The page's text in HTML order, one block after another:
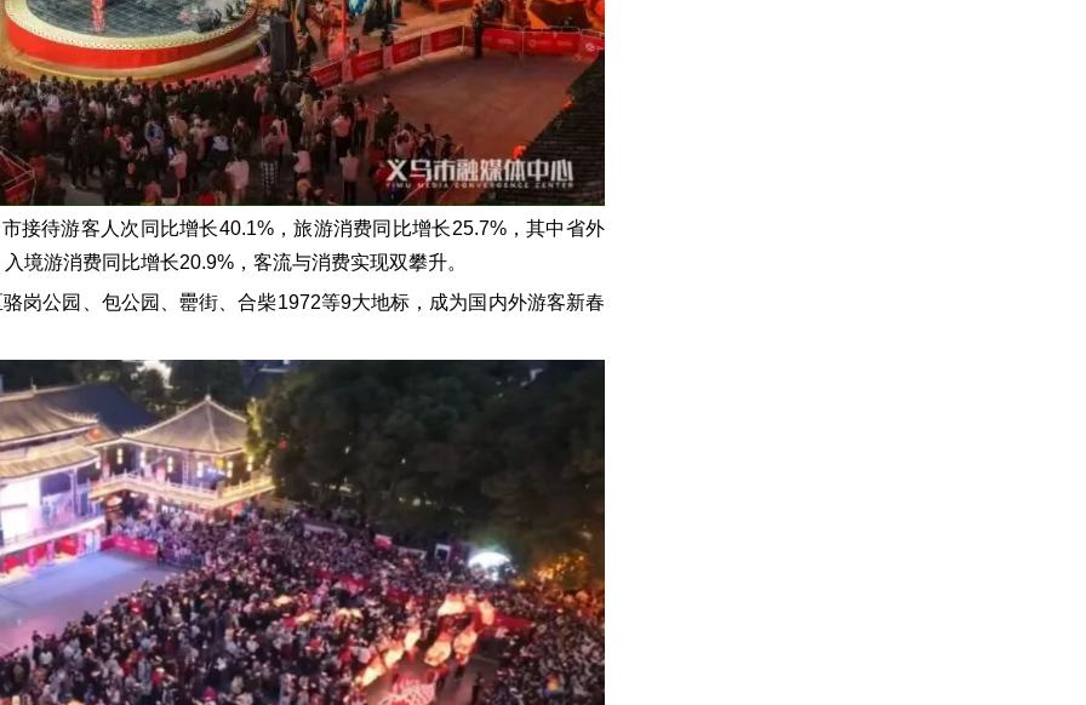
接待游客人次同比增长40.1%，旅游消费同比增长25.7%，其中省外
境游消费同比增长20.9%，客流与消费实现双攀升。
岗公园、包公园、罍街、合柴1972等9大地标，成为国内外游客新春